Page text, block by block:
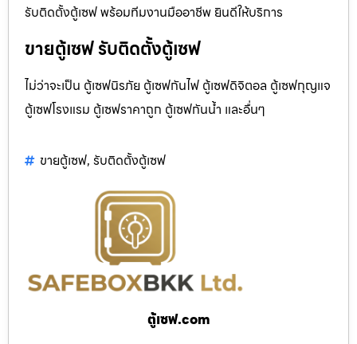
รับติดตั้งตู้เซฟ พร้อมทีมงานมืออาชีพ ยินดีให้บริการ
ขายตู้เซฟ รับติดตั้งตู้เซฟ
ไม่ว่าจะเป็น ตู้เซฟนิรภัย ตู้เซฟกันไฟ ตู้เซฟดิจิตอล ตู้เซฟกุญแจ
ตู้เซฟโรงแรม ตู้เซฟราคาถูก ตู้เซฟกันน้ำ และอื่นๆ
ขายตู้เซฟ, รับติดตั้งตู้เซฟ
ตู้เซฟ.com